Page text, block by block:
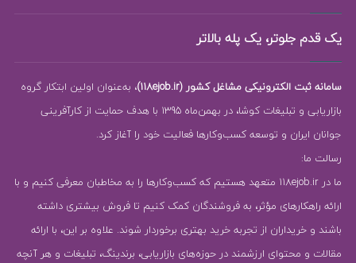
یک قدم جلوتر، یک پله بالاتر
سامانه ثبت الکترونیکی مشاغل کشور (118ejob.ir)
، به‌عنوان اولین ابتکار گروه
بازاریابی و تبلیغات کوشا، در بهمن‌ماه 1395 با هدف حمایت از کارآفرینی
جوانان ایران و توسعه کسب‌وکارها فعالیت خود را آغاز کرد.
رسالت ما:
ما در 118ejob.ir متعهد هستیم که کسب‌وکارها را به مخاطبان معرفی کنیم و با
ارائه راهکارهای مؤثر، به فروشندگان کمک کنیم تا فروش بیشتری داشته
باشند و خریداران از تجربه خرید بهتری برخوردار شوند. علاوه بر این، با ارائه
مقالات و محتوای ارزشمند در حوزه‌های بازاریابی، برندینگ، تبلیغات و هر آنچه